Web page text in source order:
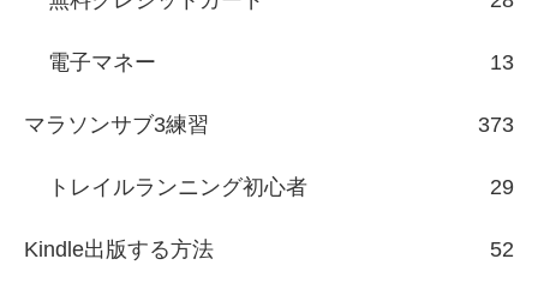
電子マネー 13
マラソンサブ3練習 373
トレイルランニング初心者 29
Kindle出版する方法 52